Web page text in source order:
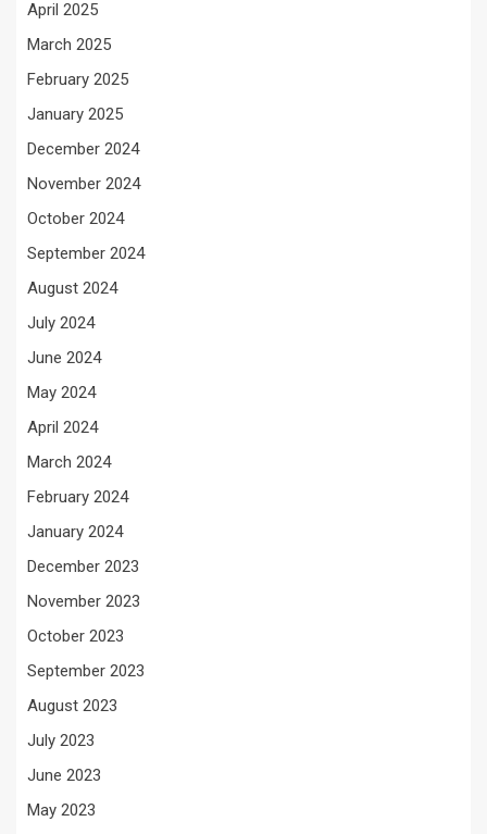
April 2025
March 2025
February 2025
January 2025
December 2024
November 2024
October 2024
September 2024
August 2024
July 2024
June 2024
May 2024
April 2024
March 2024
February 2024
January 2024
December 2023
November 2023
October 2023
September 2023
August 2023
July 2023
June 2023
May 2023